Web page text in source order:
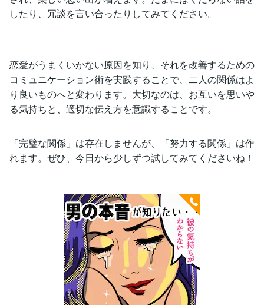
したり、冗談を言い合ったりしてみてください。
恋愛がうまくいかない原因を知り、それを改善するための
コミュニケーション術を実践することで、二人の関係はよ
り良いものへと変わります。大切なのは、お互いを思いや
る気持ちと、適切な伝え方を意識することです。
「完璧な関係」は存在しませんが、「努力する関係」は作
れます。ぜひ、今日から少しずつ試してみてくださいね！